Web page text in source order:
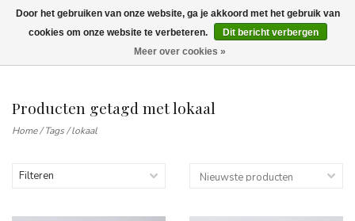
Wij leveren tot aan uw deur. Afhalen is mogelijk.
Producten getagd met lokaal
Home/Tags/lokaal
Filteren
Door het gebruiken van onze website, ga je akkoord met het gebruik van
cookies om onze website te verbeteren.
Dit bericht verbergen
Meer over cookies »